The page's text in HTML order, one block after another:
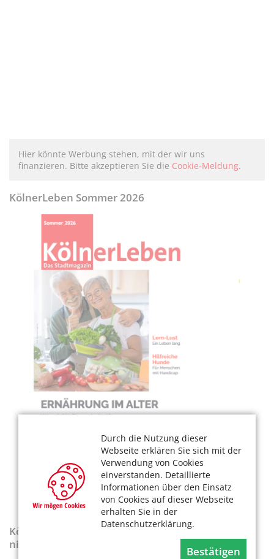
Durch die Nutzung dieser
Webseite erklären Sie sich mit der
Verwendung von Cookies
einverstanden. Detaillierte
Informationen über den Einsatz
von Cookies auf dieser Webseite
erhalten Sie in der
Datenschutzerklärung.
Bestätigen
Hier könnte Werbung stehen, mit der wir uns
finanzieren. Bitte akzeptieren Sie die Cookie-Meldung.
KölnerLeben Sommer 2026
KölnerLeben-Sonderausgabe „Wenn die Rente
nicht reicht“